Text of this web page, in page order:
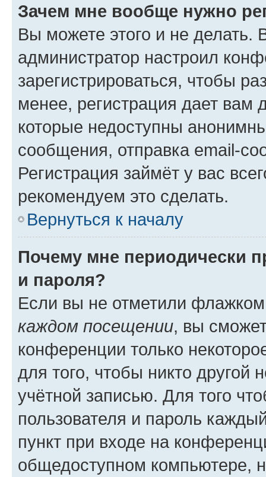
Зачем мне вообще нужно
Вы можете этого и не делать.
администратор настроил
зарегистрироваться, чтобы
менее, регистрация дает вам
которые недоступны
сообщения, отправка email-
Регистрация займёт у вас
рекомендуем это сделать.
Вернуться к началу
Почему мне периодически
и пароля?
Если вы не отметили
каждом посещении, вы
конференции только
для того, чтобы никто другой
учётной записью. Для того
пользователя и пароль
пункт при входе на
общедоступном компьютере,